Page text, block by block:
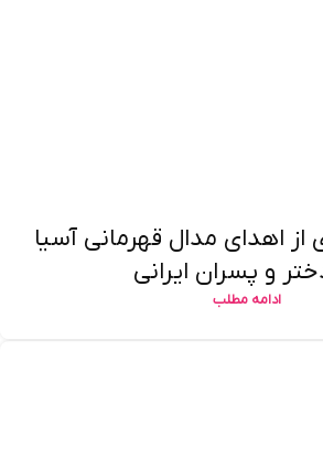
اهدای مدال قهرمانی آسیا
و پسران ایرانی
ادامه مطلب